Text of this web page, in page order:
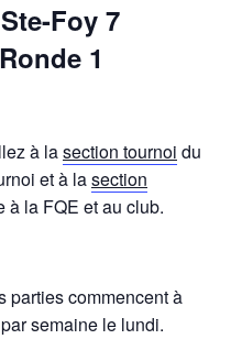
Foy 7
1
à lasection tournoi du
et à lasection
à la FQE et au club.
parties commencent à
semaine le lundi.